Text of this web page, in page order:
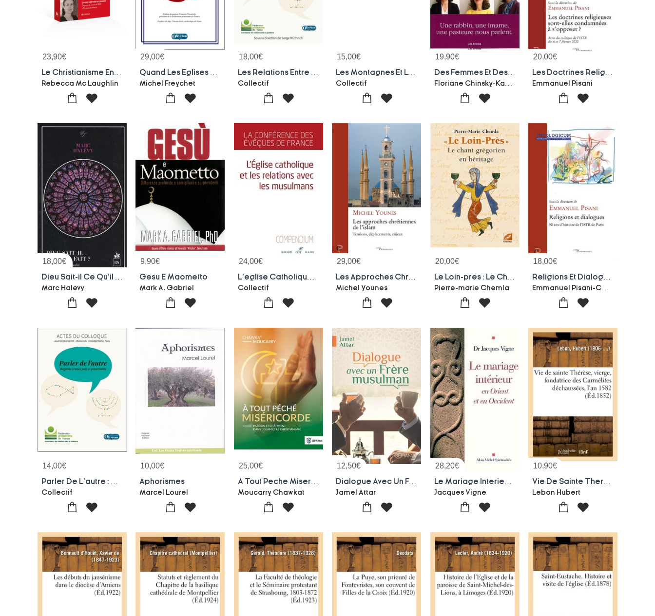
23,90€
Rebecca Mc Laughlin
29,00€
Michel Freychet
18,00€
Collectif
15,00€
Les Montagnes Et Le Sacre : Calendrier Interreligieux 2021-2022
Collectif
19,90€
Des Femmes Et Des Dieux
20,00€
Emmanuel Pisani
18,00€
Marc Halevy
9,90€
Gesu E Maometto
Mark A. Gabriel
24,00€
Collectif
29,00€
Michel Younes
20,00€
Pierre-marie Chemla
18,00€
14,00€
Collectif
10,00€
Aphorismes
Marcel Lourel
25,00€
Moucarry Chawkat
12,50€
Dialogue Avec Un Frere Musulman
Jamel Attar
28,20€
Jacques Vigne
10,90€
Lebon Hubert